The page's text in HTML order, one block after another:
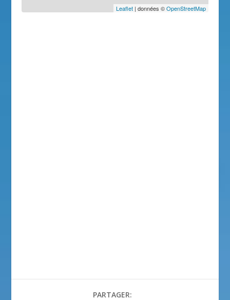
Leaflet| données ©OpenStreetMap
PARTAGER: